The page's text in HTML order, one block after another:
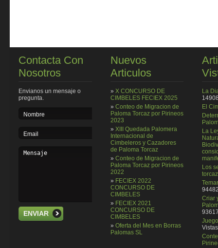
Contacta Con
Nosotros
Envianos un mensaje o
pregunta.
ENVIAR
Nuevos
Articulos
» X CONCURSO DE
CIMBELES FECIEX 2025
» Conteo de Migracion de
Paloma Torcaz por Pirineos
2023
» XIII Quedada Palomera
Internacional de
Cimbeleros y Cazadores
de Paloma Torcaz
» Conteo de Migracion de
Paloma Torcaz por Pirineos
2022
» FECIEX 2022
CONCURSO DE
CIMBELES
» FECIEX 2021
CONCURSO DE
CIMBELES
» Oferta del Mes en Borras
Palomas SL
La
El
La
Los
torcaz
Criar
Vistas